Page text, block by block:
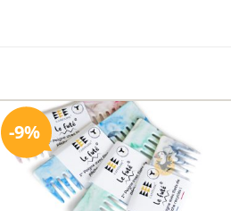
9%
Ajouter
aux
favoris